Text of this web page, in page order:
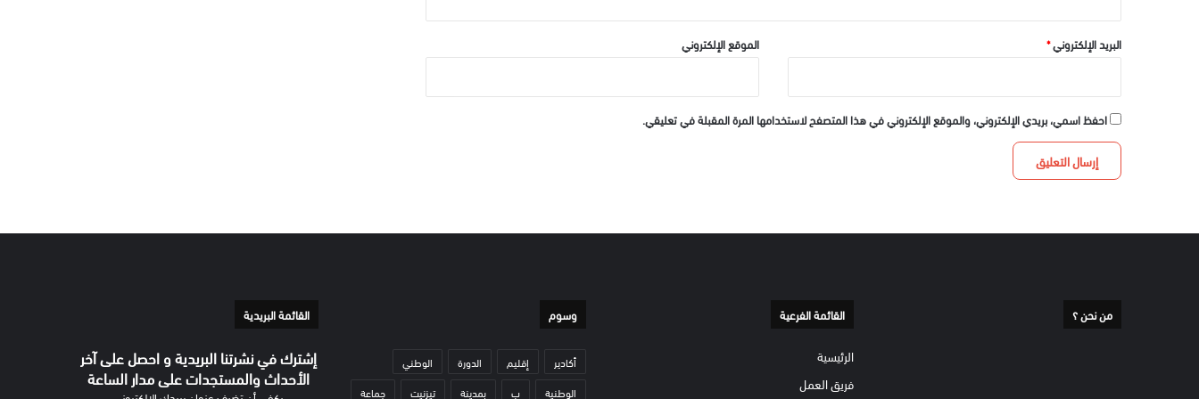
البريد الإلكتروني* الموقع الإلكتروني
احفظ اسمي، بريدي الإلكتروني، والموقع الإلكتروني في هذا المتصفح لاستخدامها المرة المقبلة في تعليقي.
من نحن ؟ القائمة الفرعية
الرئيسية
فريق العمل
وسوم
أكادير إقليم الدورة
الوطني
الوطنية
ب بمدينة تيزنيت جماعة
القائمة البريدية
إشترك في نشرتنا البريدية و احصل على آخر
الأحداث والمستجدات على مدار الساعة